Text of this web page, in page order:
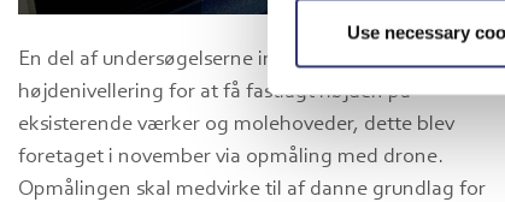
Use necessary
En del af undersøgelserne indbefatter også en
højdenivellering for at få fastlagt højden på
eksisterende værker og molehoveder, dette blev
foretaget i november via opmåling med drone.
Opmålingen skal medvirke til af danne grundlag for